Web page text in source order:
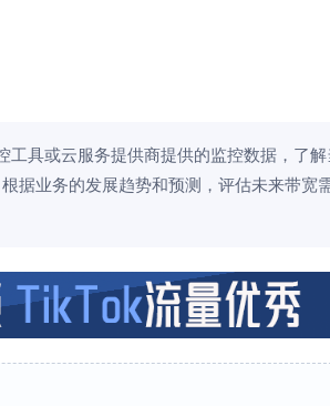
具或云服务提供商提供的监控数据，了解
据业务的发展趋势和预测，评估未来带宽